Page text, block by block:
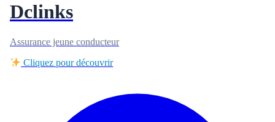
Dclinks
Assurance jeune conducteur
Cliquez pour découvrir